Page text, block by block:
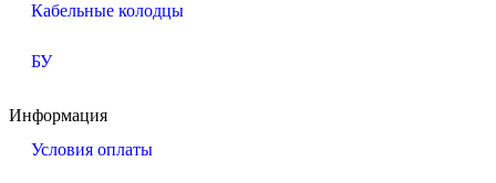
Кабельные колодцы
БУ
Информация
Условия оплаты